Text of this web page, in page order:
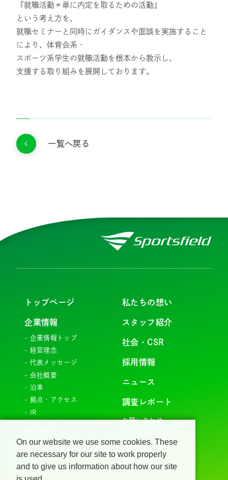
『就職活動≠単に内定を取るための活動』
という考え方を、
就職セミナーと同時にガイダンスや面談を実施すること
により、体育会系・
スポーツ系学生の就職活動を根本から教示し、
支援する取り組みを展開しております。
一覧へ戻る
トップページ
企業情報
企業情報トップ
経営理念
代表メッセージ
会社概要
沿革
拠点・アクセス
IR
私たちの想い
スタッフ紹介
社会・CSR
採用情報
ニュース
調査レポート
お問い合わせ
健康経営について
サイトマップ
On our website we use some cookies. These
are necessary for our site to work properly
and to give us information about how our site